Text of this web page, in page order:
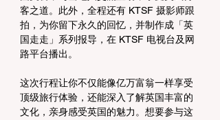
客之道。此外，全程还有 KTSF 摄影师跟
拍，为你留下永久的回忆，并制作成「英
国走走」系列报导，在 KTSF 电视台及网
路平台播出。
这次行程让你不仅能像亿万富翁一样享受
顶级旅行体验，还能深入了解英国丰富的
文化，亲身感受英国的魅力。想要参与这